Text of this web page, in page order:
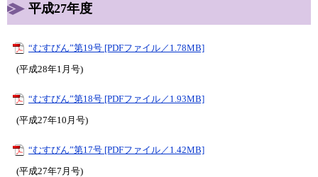
平成27年度
“むすびん”第19号 [PDFファイル／1.78MB]
(平成28年1月号)
“むすびん”第18号 [PDFファイル／1.93MB]
(平成27年10月号)
“むすびん”第17号 [PDFファイル／1.42MB]
(平成27年7月号)